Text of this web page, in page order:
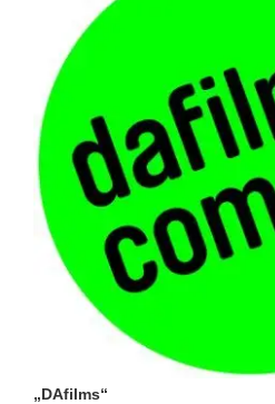
„DAfilms“